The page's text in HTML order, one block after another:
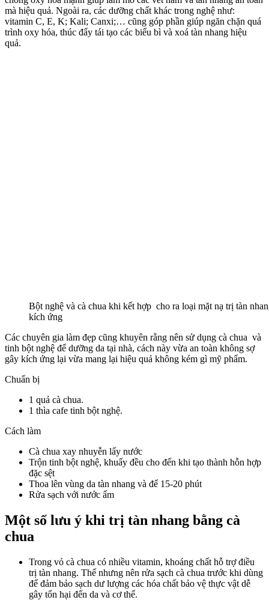
mà hiệu quả. Ngoài ra, các dưỡng chất khác trong nghệ như:
vitamin C, E, K; Kali; Canxi;… cũng góp phần giúp ngăn chặn quá
trình oxy hóa, thúc đẩy tái tạo các biểu bì và xoá tàn nhang hiệu
quả.
Bột nghệ và cà chua khi kết hợp cho ra loại mặt nạ trị tàn
kích ứng
Các chuyên gia làm đẹp cũng khuyên rằng nên sử dụng cà chua và
tinh bột nghệ để dưỡng da tại nhà, cách này vừa an toàn không sợ
gây kích ứng lại vừa mang lại hiệu quả không kém gì mỹ phẩm.
Chuẩn bị
1 quả cà chua.
1 thìa cafe tinh bột nghệ.
Cách làm
Cà chua xay nhuyễn lấy nước
Trộn tinh bột nghệ, khuấy đều cho đến khi tạo thành hỗn hợp
đặc sệt
Thoa lên vùng da tàn nhang và để 15-20 phút
Rửa sạch với nước ấm
Một số lưu ý khi trị tàn nhang bằng cà
chua
Trong vỏ cà chua có nhiều vitamin, khoáng chất hỗ trợ điều
trị tàn nhang. Thế nhưng nên rửa sạch cà chua trước khi dùng
để đảm bảo sạch dư lượng các hóa chất bảo vệ thực vật dễ
gây tổn hại đến da và cơ thể.